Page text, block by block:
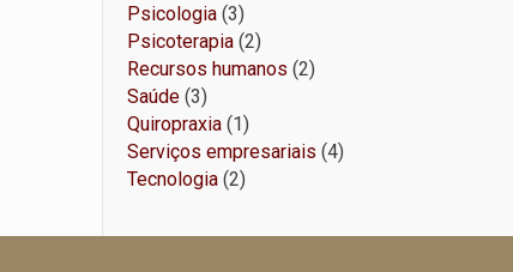
Psicologia 33
produtos
Psicoterapia 22
produtos
Recursos humanos 22
Saúde 33
produtos
Quiropraxia 11
produto
Serviços empresariais 44
Tecnologia 22